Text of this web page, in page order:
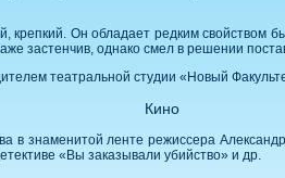
крепкий. Он обладает редким
застенчив, однако смел в решении
театральной студии «Новый
Кино
в знаменитой ленте режиссера
«Вы заказывали убийство» и др.